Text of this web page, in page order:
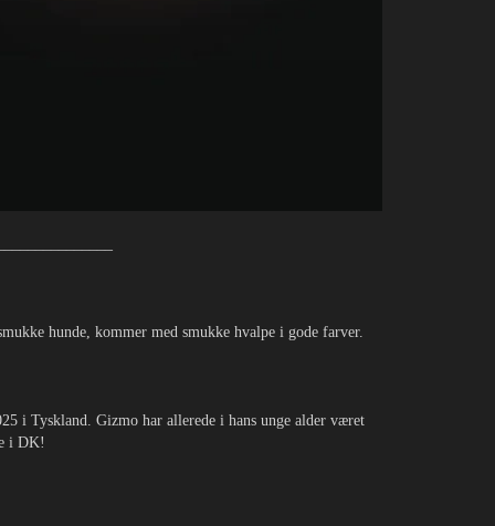
hunde, kommer med smukke hvalpe i gode farver.
i Tyskland. Gizmo har allerede i hans unge alder været
i DK!